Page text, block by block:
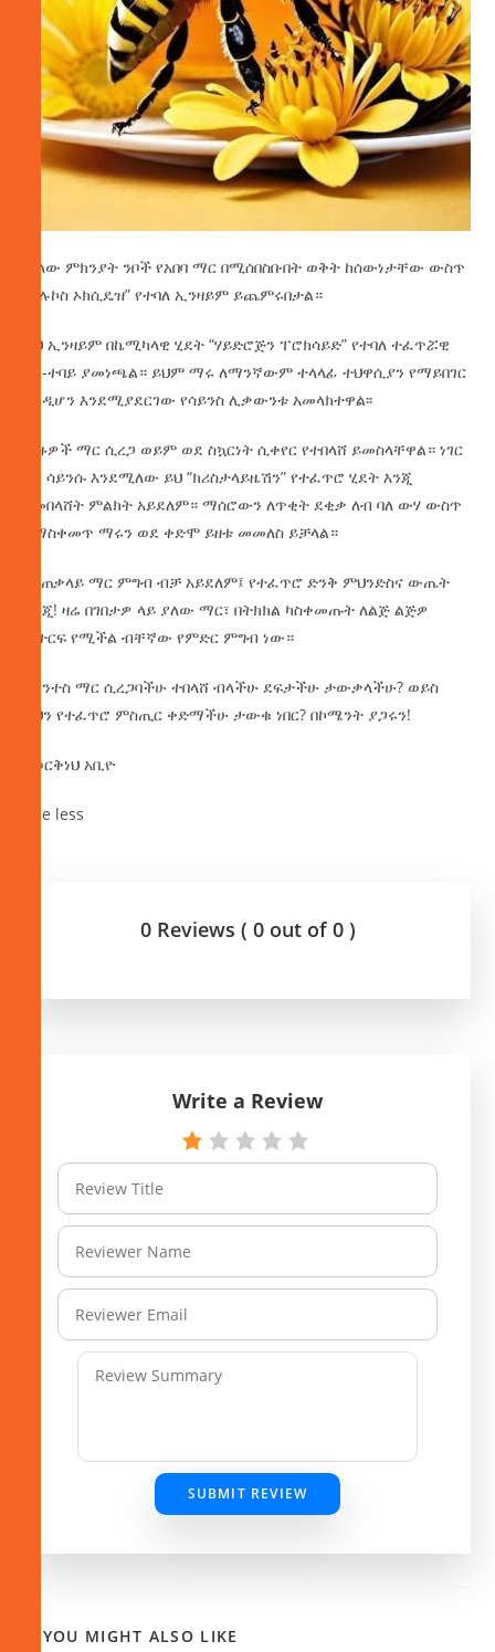
ሌላው ምክንያት ንቦች የአበባ ማር በሚሰበስቡበት ወቅት ከሰውነታቸው ውስጥ
“ግሉኮስ ኦክሲዴዝ” የተባለ ኢንዛይም ይጨምሩበታል።
ይህ ኢንዛይም በኬሚካላዊ ሂደት “ሃይድሮጅን ፐሮክሳይድ” የተባለ ተፈጥሯዊ
ፀረ-ተባይ ያመነጫል። ይህም ማሩ ለማንኛውም ተላላፊ ተህዋሲያን የማይበገር
እንዲሆን እንደሚያደርገው የሳይንስ ሊቃውንቱ አመላክተዋል፡፡
ብዙዎች ማር ሲረጋ ወይም ወደ ስኳርነት ሲቀየር የተበላሸ ይመስላቸዋል። ነገር
ግን ሳይንሱ እንደሚለው ይህ “ክሪስታላይዜሽን” የተፈጥሮ ሂደት እንጂ
የመበላሸት ምልክት አይደለም። ማሰሮውን ለጥቂት ደቂቃ ለብ ባለ ውሃ ውስጥ
በማስቀመጥ ማሩን ወደ ቀድሞ ይዘቱ መመለስ ይቻላል።
በአጠቃላይ ማር ምግብ ብቻ አይደለም፤ የተፈጥሮ ድንቅ ምህንድስና ውጤት
እንጂ! ዛሬ በገበታዎ ላይ ያለው ማር፣ በትክክል ካስቀመጡት ለልጅ ልጅዎ
ሊተርፍ የሚችል ብቸኛው የምድር ምግብ ነው።
እናንተስ ማር ሲረጋባችሁ ተበላሸ ብላችሁ ደፍታችሁ ታውቃላችሁ? ወይስ
ይህን የተፈጥሮ ምስጢር ቀድማችሁ ታውቁ ነበር? በኮሜንት ያጋሩን!
በወርቅነህ አቢዮ
See less
0 Reviews ( 0 out of 0 )
Write a Review
SUBMIT REVIEW
YOU MIGHT ALSO LIKE